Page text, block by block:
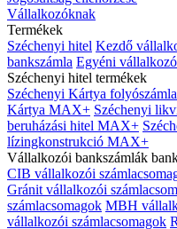
Vállalkozóknak
Termékek
Széchenyi hitel Kezdő
bankszámla Egyéni
Széchenyi hitel termékek
Széchenyi Kártya
Kártya MAX+ Széchenyi
beruházási hitel MAX+
lízingkonstrukció MAX+
Vállalkozói bankszámlák
CIB vállalkozói
Gránit vállalkozói
számlacsomagok MBH
vállalkozói számlacsomagok